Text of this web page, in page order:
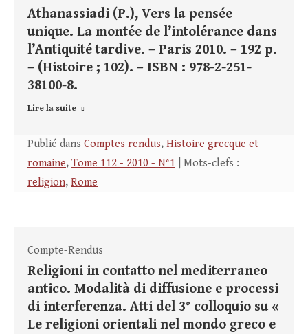
Athanassiadi (P.), Vers la pensée
unique. La montée de l’intolérance dans
l’Antiquité tardive. – Paris 2010. – 192 p.
– (Histoire ; 102). – ISBN : 978-2-251-
38100-8.
Lire la suite
Publié dans Comptes rendus, Histoire grecque et
romaine, Tome 112 - 2010 - N°1 | Mots-clefs :
religion, Rome
Compte-Rendus
Religioni in contatto nel mediterraneo
antico. Modalità di diffusione e processi
di interferenza. Atti del 3° colloquio su «
Le religioni orientali nel mondo greco e